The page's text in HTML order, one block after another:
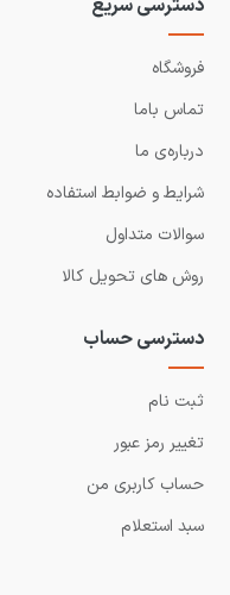
دسترسی سریع
فروشگاه
تماس باما
درباره‌ی ما
شرایط و ضوابط استفاده
سوالات متداول
روش های تحویل کالا
دسترسی حساب
ثبت نام
تغییر رمز عبور
حساب کاربری من
سبد استعلام